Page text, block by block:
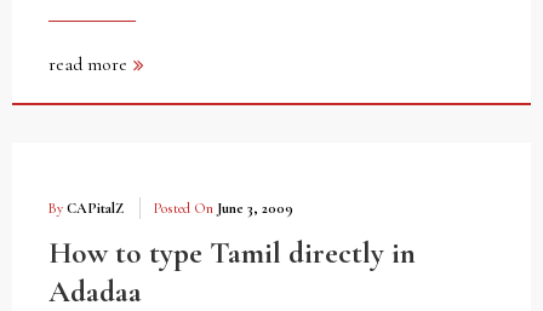
read more
By CAPitalZ Posted On June 3, 2009
How to type Tamil directly in
Adadaa